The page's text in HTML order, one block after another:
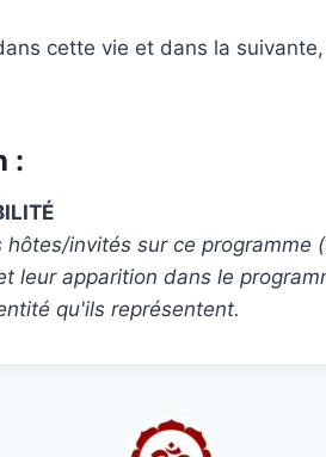
cette vie et dans la
:
invités sur ce programme
leur apparition dans le
qu'ils représentent.